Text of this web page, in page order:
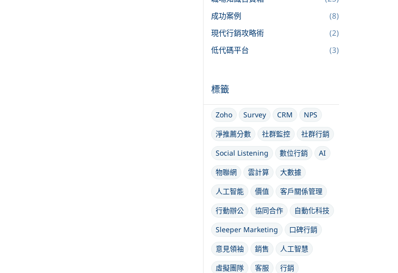
成功案例
(8)
現代行銷攻略術
(2)
低代碼平台
(3)
標籤
Zoho Survey CRM
NPS
淨推薦分數
社群監控
社群行銷
Social Listening
數位行銷
AI
物聯網
雲計算
大數據
人工智能
價值
客戶關係管理
行動辦公
協同合作
自動化科技
Sleeper Marketing
口碑行銷
意見領袖
銷售
人工智慧
虛擬團隊
客服
行銷